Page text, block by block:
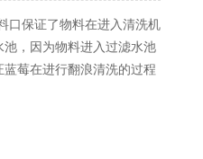
口保证了物料在进入清洗机
，因为物料进入过滤水池
莓在进行翻浪清洗的过程